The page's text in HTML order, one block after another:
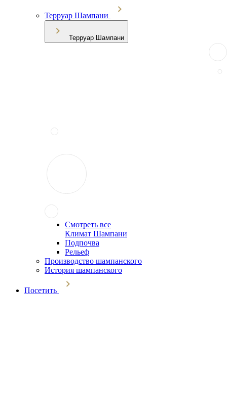
Терруар Шампани
Терруар Шампани
Смотреть все
Климат Шампани
Подпочва
Рельеф
Производство шампанского
История шампанского
Посетить